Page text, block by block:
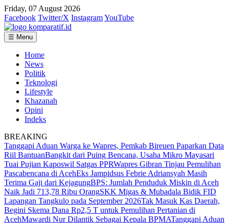
Friday, 07 August 2026
Facebook Twitter/X InstagramYouTube
☰ Menu
Home
News
Politik
Teknologi
Lifestyle
Khazanah
Opini
Indeks
BREAKING
Tanggapi Aduan Warga ke Wapres, Pemkab Bireuen Paparkan Data
Riil BantuanBangkit dari Puing Bencana, Usaha Mikro Mayasari
Tuai Pujian Kaposwil Satgas PPRWapres Gibran Tinjau Pemulihan
Pascabencana di AcehEks Jampidsus Febrie Adriansyah Masih
Terima Gaji dari KejagungBPS: Jumlah Penduduk Miskin di Aceh
Naik Jadi 713,78 Ribu OrangSKK Migas & Mubadala Bidik FID
Lapangan Tangkulo pada September 2026Tak Masuk Kas Daerah,
Begini Skema Dana Rp2,5 T untuk Pemulihan Pertanian di
AcehMawardi Nur Dilantik Sebagai Kepala BPMATanggapi Aduan